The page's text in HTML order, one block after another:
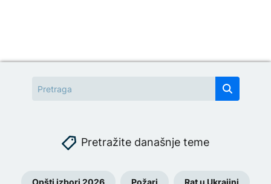
Pretražite današnje teme